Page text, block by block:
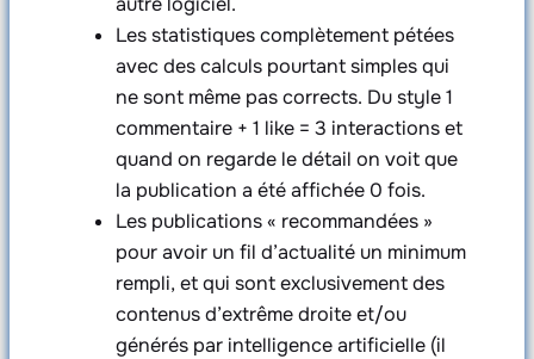
Les statistiques complètement pétées
avec des calculs pourtant simples qui
ne sont même pas corrects. Du style 1
commentaire + 1 like = 3 interactions et
quand on regarde le détail on voit que
la publication a été affichée 0 fois.
Les publications « recommandées »
pour avoir un fil d’actualité un minimum
rempli, et qui sont exclusivement des
contenus d’extrême droite et/ou
générés par intelligence artificielle (il